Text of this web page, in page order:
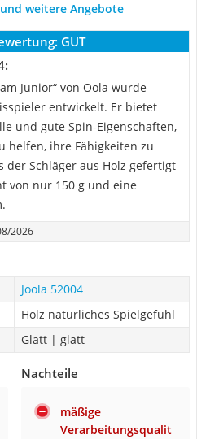
weitere Angebote
GUT
Junior“ von Oola wurde
entwickelt. Er bietet
und gute Spin-Eigenschaften,
helfen, ihre Fähigkeiten zu
der Schläger aus Holz gefertigt
von nur 150 g und eine
2026
Joola 52004
Holz natürliches Spielgefühl
Glatt | glatt
Nachteile
mäßige
Verarbeitungsqualit